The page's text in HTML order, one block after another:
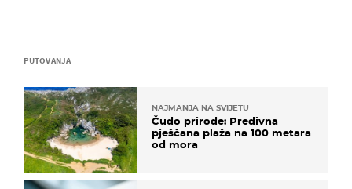
PUTOVANJA
NAJMANJA NA SVIJETU
Čudo prirode: Predivna
pješčana plaža na 100 metara
od mora